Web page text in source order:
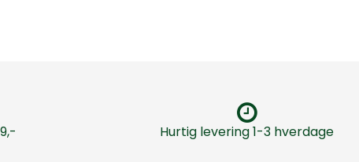
Hurtig levering 1-3 hverdage